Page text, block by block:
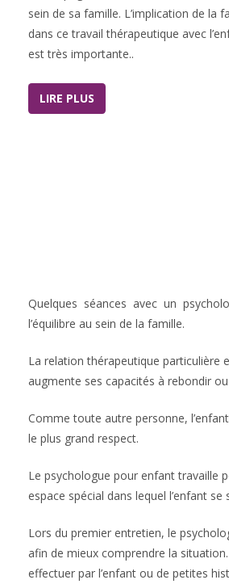
sein de sa famille. L’implication de la
dans ce travail thérapeutique avec
est très importante..
LIRE PLUS
Quelques séances avec un
l’équilibre au sein de la famille.
La relation thérapeutique particulière
augmente ses capacités à rebondir
Comme toute autre personne,
le plus grand respect.
Le psychologue pour enfant travaille
espace spécial dans lequel l’enfant
Lors du premier entretien, le
afin de mieux comprendre la
effectuer par l’enfant ou de petites